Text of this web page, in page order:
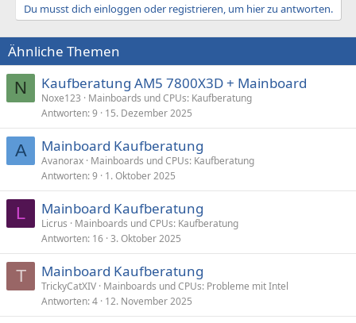
Du musst dich einloggen oder registrieren, um hier zu antworten.
Ähnliche Themen
N Kaufberatung AM5 7800X3D + Mainboard
Noxe123
Mainboards und CPUs: Kaufberatung
Antworten 9 15. Dezember 2025
A Mainboard Kaufberatung
Avanorax Mainboards und CPUs: Kaufberatung
Antworten 9 1. Oktober 2025
L Mainboard Kaufberatung
Licrus
Mainboards und CPUs: Kaufberatung
Antworten 16 3. Oktober 2025
T Mainboard Kaufberatung
TrickyCatXIV Mainboards und CPUs: Probleme mit Intel
Antworten 4 12. November 2025